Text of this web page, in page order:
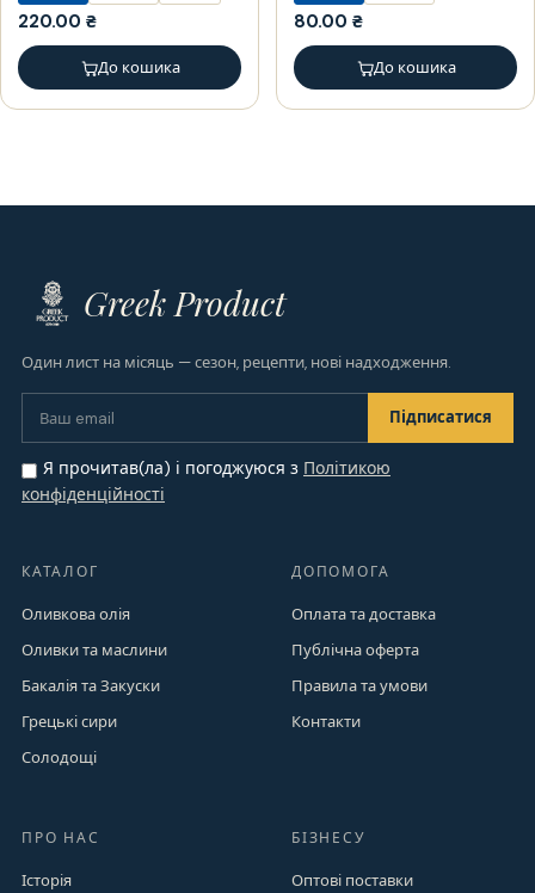
220.00 ₴
До кошика
80.00 ₴
До кошика
Greek Product
Один лист на місяць — сезон, рецепти, нові надходження.
Я прочитав(ла) і погоджуюся з Політикою
конфіденційності
КАТАЛОГ
Оливкова олія
Оливки та маслини
Бакалія та Закуски
Грецькі сири
Солодощі
ДОПОМОГА
Оплата та доставка
Публічна оферта
Правила та умови
Контакти
ПРО НАС
Історія
БІЗНЕСУ
Оптові поставки